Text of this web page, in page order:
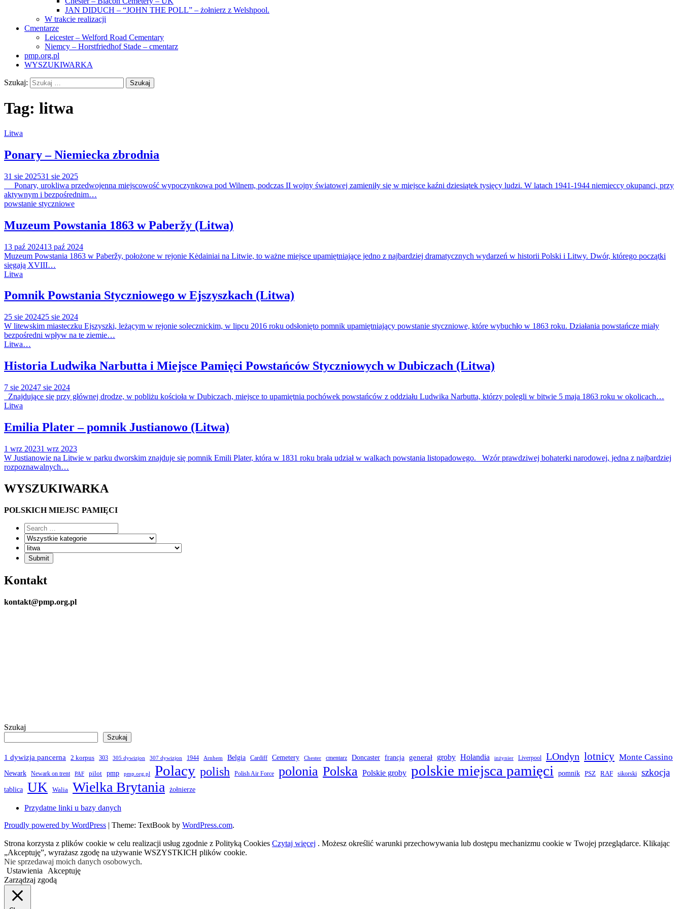
JAN DIDUCH – “JOHN THE POLL” – żołnierz z Welshpool.
W trakcie realizacji
Cmentarze
Leicester – Welford Road Cementary
Niemcy – Horstfriedhof Stade – cmentarz
pmp.org.pl
WYSZUKIWARKA
Szukaj:
Tag: litwa
Litwa
Ponary – Niemiecka zbrodnia
31 sie 202531 sie 2025
Ponary, urokliwa przedwojenna miejscowość wypoczynkowa pod Wilnem, podczas II wojny światowej zamieniły się w miejsce kaźni dziesiątek tysięcy ludzi. W latach 1941-1944 niemieccy okupanci, przy
aktywnym i bezpośrednim…
powstanie styczniowe
Muzeum Powstania 1863 w Paberžy (Litwa)
13 paź 202413 paź 2024
Muzeum Powstania 1863 w Paberžy, położone w rejonie Kėdainiai na Litwie, to ważne miejsce upamiętniające jedno z najbardziej dramatycznych wydarzeń w historii Polski i Litwy. Dwór, którego początki
sięgają XVIII…
Litwa
Pomnik Powstania Styczniowego w Ejszyszkach (Litwa)
25 sie 202425 sie 2024
W litewskim miasteczku Ejszyszki, leżącym w rejonie solecznickim, w lipcu 2016 roku odsłonięto pomnik upamiętniający powstanie styczniowe, które wybuchło w 1863 roku. Działania powstańcze miały
bezpośredni wpływ na te ziemie…
Litwa…
Historia Ludwika Narbutta i Miejsce Pamięci Powstańców Styczniowych w Dubiczach (Litwa)
7 sie 20247 sie 2024
Znajdujące się przy głównej drodze, w pobliżu kościoła w Dubiczach, miejsce to upamiętnia pochówek powstańców z oddziału Ludwika Narbutta, którzy polegli w bitwie 5 maja 1863 roku w okolicach…
Litwa
Emilia Plater – pomnik Justianowo (Litwa)
1 wrz 20231 wrz 2023
W Justianowie na Litwie w parku dworskim znajduje się pomnik Emili Plater, która w 1831 roku brała udział w walkach powstania listopadowego. Wzór prawdziwej bohaterki narodowej, jedna z najbardziej
rozpoznawalnych…
WYSZUKIWARKA
POLSKICH MIEJSC PAMIĘCI
Kontakt
kontakt@pmp.org.pl
Szukaj
Szukaj
1 dywizja pancerna 2 korpus 303 305 dywizjon 307 dywizjon 1944 Arnhem Belgia Cardiff Cemetery Chester cmentarz Doncaster francja generał groby Holandia inżynier Liverpool LOndyn lotnicy Monte Cassino
Newark Newark on trent PAF pilot pmp pmp.org.pl Polacy polish Polish Air Force polonia Polska Polskie groby polskie miejsca pamięci pomnik PSZ RAF sikorski szkocja
tablica UK Walia Wielka Brytania żołnierze
Przydatne linki u bazy danych
Proudly powered by WordPress | Theme: TextBook by WordPress.com.
Strona korzysta z plików cookie w celu realizacji usług zgodnie z Polityką Cookies Czytaj więcej . Możesz określić warunki przechowywania lub dostępu mechanizmu cookie w Twojej przeglądarce. Klikając
„Akceptuję”, wyrażasz zgodę na używanie WSZYSTKICH plików cookie.
Nie sprzedawaj moich danych osobowych.
Ustawienia
Akceptuję
Zarządzaj zgodą